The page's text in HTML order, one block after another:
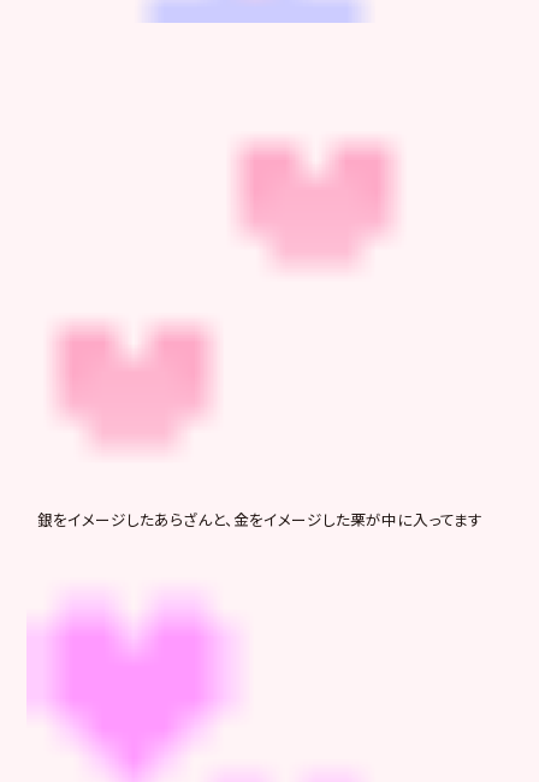
銀をイメージしたあらざんと、金をイメージした栗が中に入ってます